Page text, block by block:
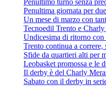
Penultima giornata per
Un mese di marzo con
Tecnoedil Trento e
Undicesima di ritorno con
Trento continua a
Sfide da quartieri alti per
Leobasket promossa e le
Il derby è del Charly
Sabato con il derby in